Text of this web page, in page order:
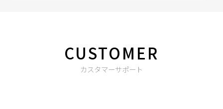
CUSTOMER
カスタマーサポート